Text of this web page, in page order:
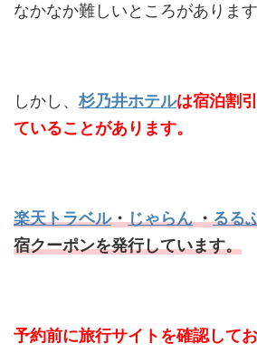
なかなか難しいところがあります
しかし、 杉乃井ホテルは宿泊割
ていることがあります。
楽天トラベル・じゃらん・るる
宿クーポンを発行しています。
予約前に旅行サイトを確認して